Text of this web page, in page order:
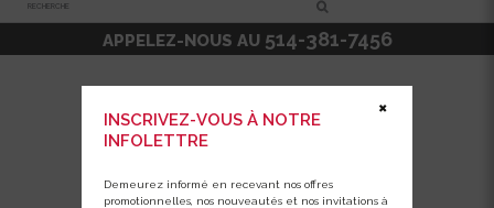
INSCRIVEZ-VOUS À NOTRE
INFOLETTRE
Demeurez informé en recevant nos offres
promotionnelles, nos nouveautés et nos invitations à
✖
APPELEZ-NOUS AU 514-381-7456